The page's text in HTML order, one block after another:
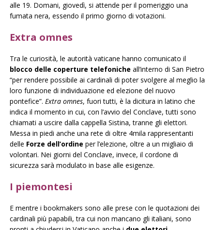
alle 19. Domani, giovedì, si attende per il pomeriggio una
fumata nera, essendo il primo giorno di votazioni.
Extra omnes
Tra le curiosità, le autorità vaticane hanno comunicato il
blocco delle coperture telefoniche all’interno di San Pietro
“per rendere possibile ai cardinali di poter svolgere al meglio la
loro funzione di individuazione ed elezione del nuovo
pontefice”. Extra omnes, fuori tutti, è la dicitura in latino che
indica il momento in cui, con l’avvio del Conclave, tutti sono
chiamati a uscire dalla cappella Sistina, tranne gli elettori.
Messa in piedi anche una rete di oltre 4mila rappresentanti
delle Forze dell’ordine per l’elezione, oltre a un migliaio di
volontari. Nei giorni del Conclave, invece, il cordone di
sicurezza sarà modulato in base alle esigenze.
I piemontesi
E mentre i bookmakers sono alle prese con le quotazioni dei
cardinali più papabili, tra cui non mancano gli italiani, sono